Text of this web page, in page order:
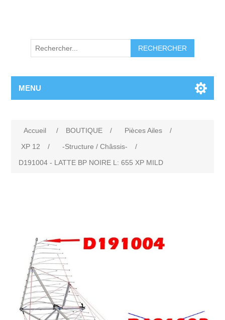
RECHERCHER
MENU
Accueil / BOUTIQUE / Pièces Ailes
/
XP 12
/ -Structure / Châssis-
/
D191004 - LATTE BP NOIRE L: 655 XP MILD